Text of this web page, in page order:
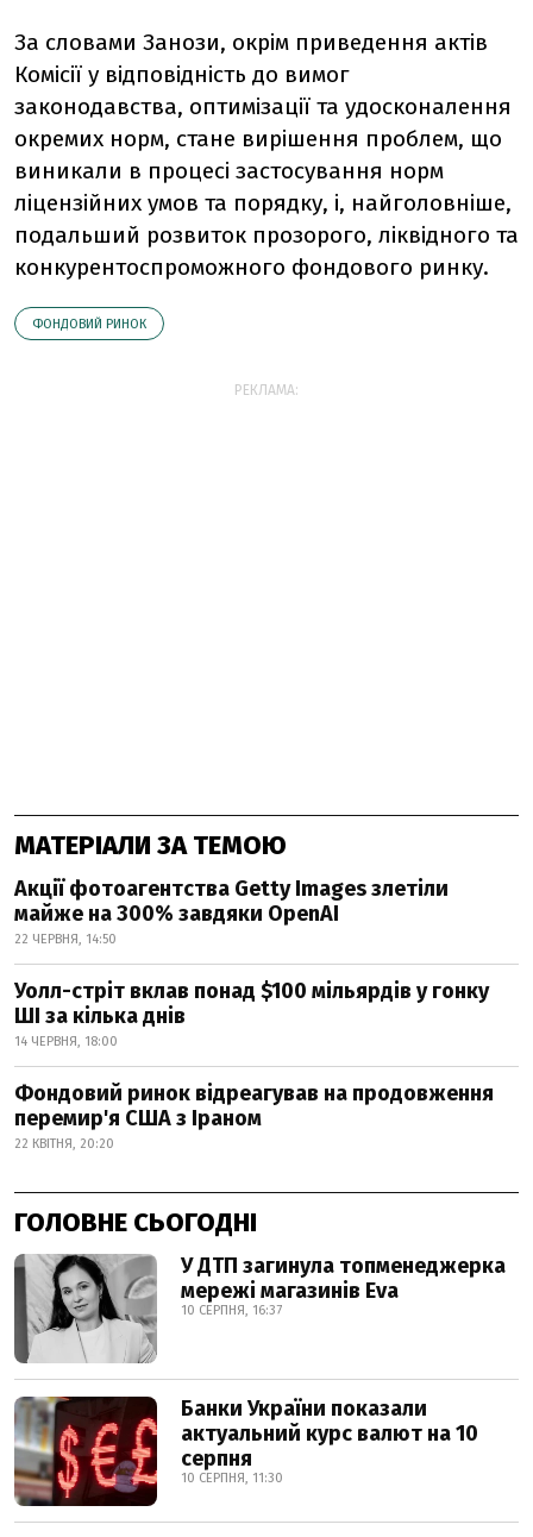
За словами Занози, окрім приведення актів
Комісії у відповідність до вимог
законодавства, оптимізації та удосконалення
окремих норм, стане вирішення проблем, що
виникали в процесі застосування норм
ліцензійних умов та порядку, і, найголовніше,
подальший розвиток прозорого, ліквідного та
конкурентоспроможного фондового ринку.
ФОНДОВИЙ РИНОК
РЕКЛАМА:
МАТЕРІАЛИ ЗА ТЕМОЮ
Акції фотоагентства Getty Images злетіли
майже на 300% завдяки OpenAI
22 ЧЕРВНЯ, 14:50
Уолл-стріт вклав понад $100 мільярдів у гонку
ШІ за кілька днів
14 ЧЕРВНЯ, 18:00
Фондовий ринок відреагував на продовження
перемир'я США з Іраном
22 КВІТНЯ, 20:20
ГОЛОВНЕ СЬОГОДНІ
У ДТП загинула топменеджерка
мережі магазинів Eva
10 СЕРПНЯ, 16:37
Банки України показали
актуальний курс валют на 10
серпня
10 СЕРПНЯ, 11:30